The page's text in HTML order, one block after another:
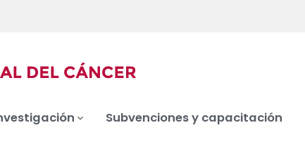
Subvenciones y capacitación